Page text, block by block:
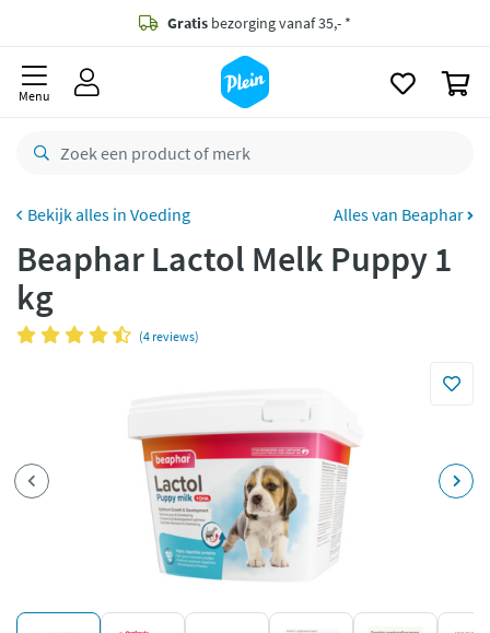
Gratis bezorging vanaf 35,- *
besteld,
retourneren
Betaal met Klarna
Menu
Voeding Alles van Beaphar
Beaphar Lactol Melk Puppy 1
kg
(4 reviews)